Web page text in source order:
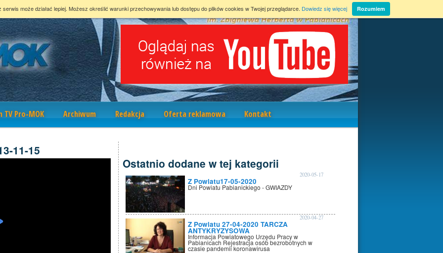
TV Pro-MOK Archiwum Redakcja Oferta reklamowa Kontakt
11-15
Ostatnio dodane w tej kategorii
Z Powiatu17-05-2020
2020-05-17
Dni Powiatu Pabianickiego - GWIAZDY
Z Powiatu 27-04-2020 TARCZA
ANTYKRYZYSOWA
2020-04-27
Informacja Powiatowego Urzędu Pracy w
Pabianicach Rejestracja osób bezrobotnych w
czasie pandemii koronawirusa
może działać lepiej. Możesz określić warunki przechowywania lub dostępu do plików cookies w Twojej przeglądarce. Dowiedz się więcej Rozumiem